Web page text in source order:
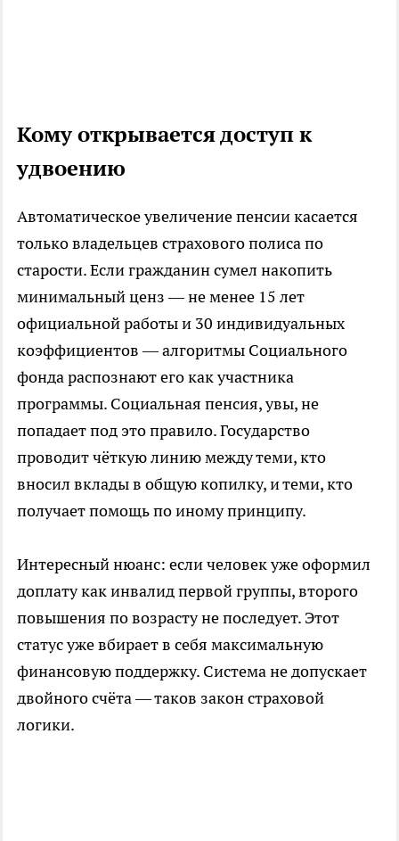
Кому открывается доступ к
удвоению
Автоматическое увеличение пенсии касается
только владельцев страхового полиса по
старости. Если гражданин сумел накопить
минимальный ценз — не менее 15 лет
официальной работы и 30 индивидуальных
коэффициентов — алгоритмы Социального
фонда распознают его как участника
программы. Социальная пенсия, увы, не
попадает под это правило. Государство
проводит чёткую линию между теми, кто
вносил вклады в общую копилку, и теми, кто
получает помощь по иному принципу.
Интересный нюанс: если человек уже оформил
доплату как инвалид первой группы, второго
повышения по возрасту не последует. Этот
статус уже вбирает в себя максимальную
финансовую поддержку. Система не допускает
двойного счёта — таков закон страховой
логики.